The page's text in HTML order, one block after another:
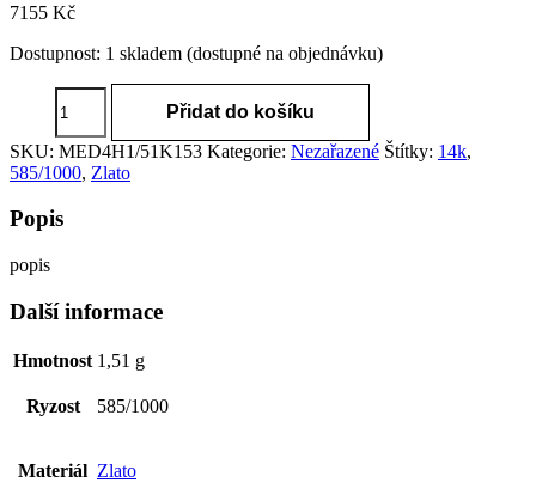
7155 Kč
Dostupnost: 1 skladem (dostupné na objednávku)
přívěšek
585/1000,
Hmotnost:
1,51g,
množství
Přidat do košíku
SKU: MED4H1/51K153 Kategorie: Nezařazené Štítky: 14k,
585/1000, Zlato
Popis
popis
Další informace
Hmotnost 1,51 g
Ryzost 585/1000
Materiál Zlato